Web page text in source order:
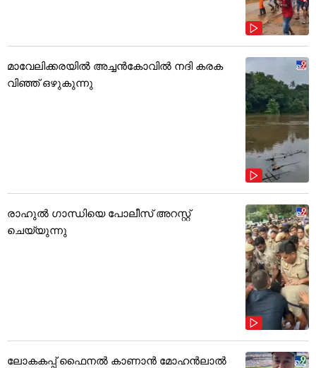
മാവേലിക്കരയിൽ അച്ചൻകോവിൽ നദി കരക
വിഞ്ഞ് ഒഴുകുന്നു
രാഹുൽ ഗാന്ധിയെ പോലീസ് അറസ്റ്റ്
ചെയ്യുന്നു
ലോകകപ്പ് ഫൈനൽ കാണാൻ മോഹൻലാൽ